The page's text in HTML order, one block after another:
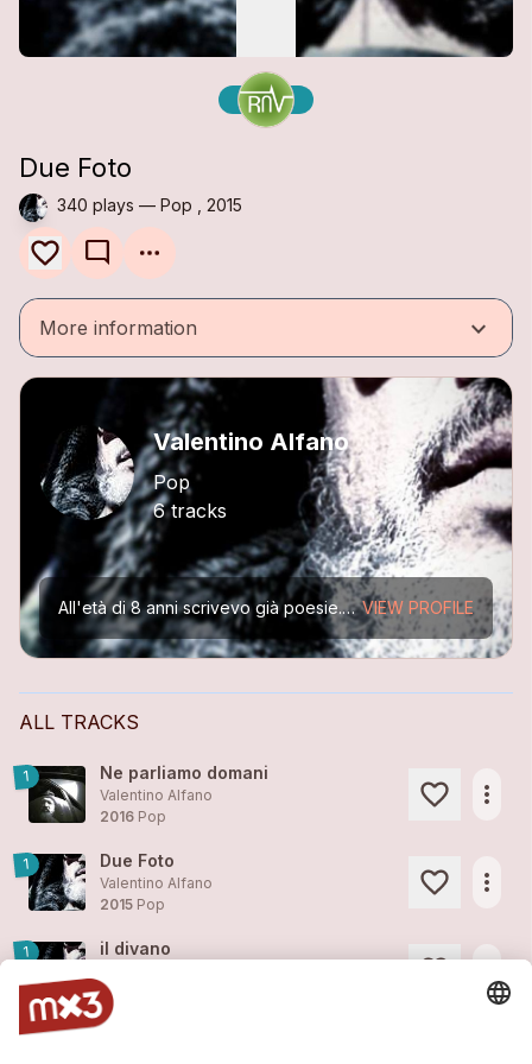
Due Foto
340 plays — Pop , 2015
mode_comment
More information keyboard_arrow_down
Valentino Alfano
Pop
6 tracks
All'età di 8 anni scrivevo già poesie...poi mia madre decise di regalarmi una chitarra e cominciai da autodidatta a prendere confidenza con questo strumento. Poi provai a mettere in musica le mie... VIEW PROFILE
ALL TRACKS
1 Ne parliamo domani
Valentino Alfano
2016 Pop
more_horiz
1 Due Foto
Valentino Alfano
2015 Pop
more_horiz
1 il divano
2015